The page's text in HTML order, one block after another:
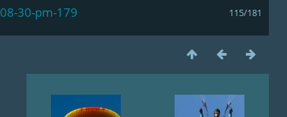
115/181
30-pm-179